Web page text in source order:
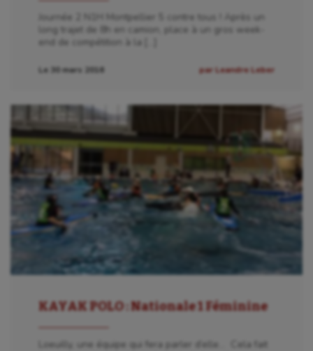
Journée 2 N1H Montpellier 5 contre tous ! Après un
long trajet de 8h en camion, place à un gros week-
end de compétition à la […]
Le 30 mars 2016 par Leandre Leber
KAYAK POLO : Nationale 1 Féminine
Loeuilly, une équipe qui fera parler d’elle… Cela fait